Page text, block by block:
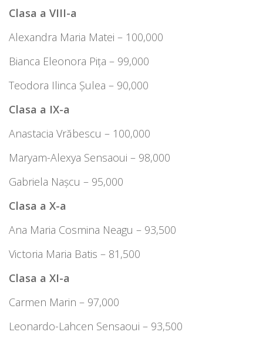
Clasa a VIII-a
Alexandra Maria Matei – 100,000
Bianca Eleonora Pița – 99,000
Teodora Ilinca Șulea – 90,000
Clasa a IX-a
Anastacia Vrăbescu – 100,000
Maryam-Alexya Sensaoui – 98,000
Gabriela Nașcu – 95,000
Clasa a X-a
Ana Maria Cosmina Neagu – 93,500
Victoria Maria Batis – 81,500
Clasa a XI-a
Carmen Marin – 97,000
Leonardo-Lahcen Sensaoui – 93,500